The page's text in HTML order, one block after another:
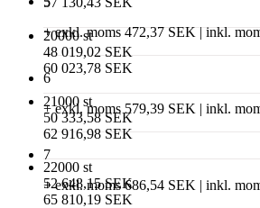
20000 st
48 019,02 SEK
60 023,78 SEK
21000 st
50 333,58 SEK
62 916,98 SEK
22000 st
52 648,15 SEK
65 810,19 SEK
+ exkl. moms 472,37 SEK | inkl.
6
+ exkl. moms 579,39 SEK | inkl.
7
+ exkl. moms 686,54 SEK | inkl.